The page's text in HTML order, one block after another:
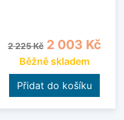
Běžná cena
2 225 Kč Cena
2 003 Kč
Běžně skladem
Přidat do košíku